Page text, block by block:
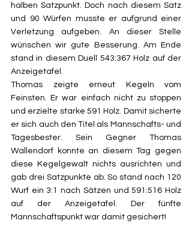
halben Satzpunkt. Doch nach diesem Satz
und 90 Würfen musste er aufgrund einer
Verletzung aufgeben. An dieser Stelle
wünschen wir gute Besserung. Am Ende
stand in diesem Duell 543:367 Holz auf der
Anzeigetafel.
Thomas zeigte erneut Kegeln vom
Feinsten. Er war einfach nicht zu stoppen
und erzielte starke 591 Holz. Damit sicherte
er sich auch den Titel als Mannschafts- und
Tagesbester. Sein Gegner Thomas
Wallendorf konnte an diesem Tag gegen
diese Kegelgewalt nichts ausrichten und
gab drei Satzpunkte ab. So stand nach 120
Wurf ein 3:1 nach Sätzen und 591:516 Holz
auf der Anzeigetafel. Der fünfte
Mannschaftspunkt war damit gesichert!